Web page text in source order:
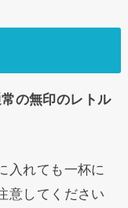
の無印のレトル
入れても一杯に
意してください